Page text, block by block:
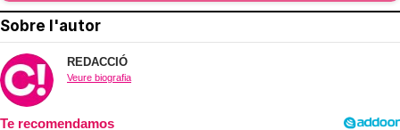
Sobre l'autor
REDACCIÓ
Veure biografia